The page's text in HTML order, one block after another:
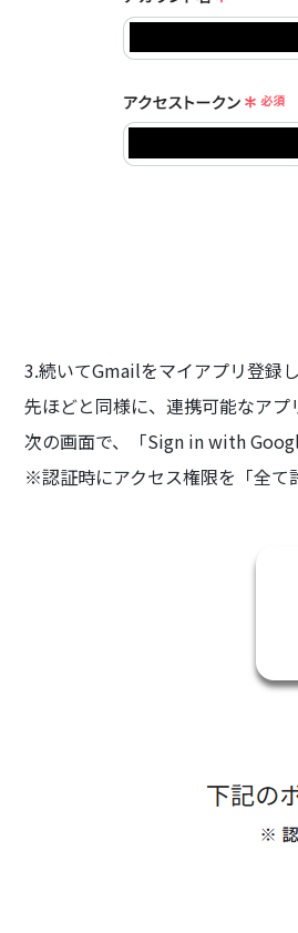
3.続いてGmailをマイアプリ登録し
先ほどと同様に、連携可能なア
次の画面で、「Sign in with
※認証時にアクセス権限を「全て